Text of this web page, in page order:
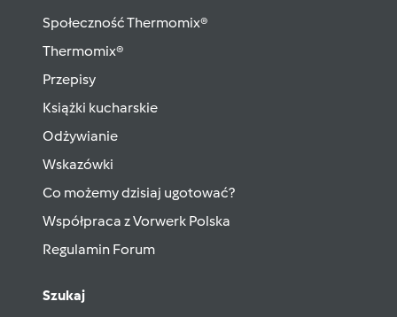
Społeczność Thermomix®
Thermomix®
Przepisy
Książki kucharskie
Odżywianie
Wskazówki
Co możemy dzisiaj ugotować?
Współpraca z Vorwerk Polska
Regulamin Forum
Szukaj